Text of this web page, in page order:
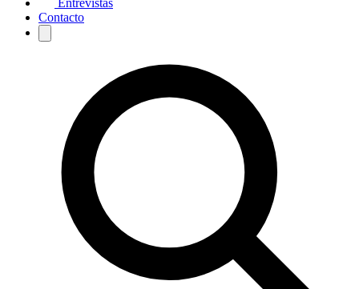
Entrevistas
Contacto